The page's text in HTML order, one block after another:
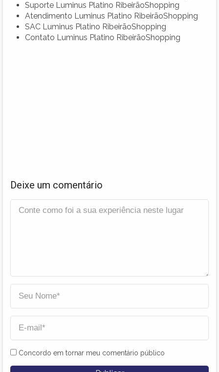
Suporte Luminus Platino RibeirãoShopping
Atendimento Luminus Platino RibeirãoShopping
SAC Luminus Platino RibeirãoShopping
Contato Luminus Platino RibeirãoShopping
Deixe um comentário
Concordo em tornar meu comentário público